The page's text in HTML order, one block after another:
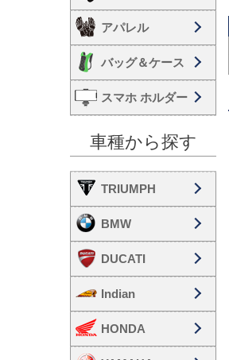
アパレル
バッグ＆ケース
スマホ ホルダー
車種から探す
TRIUMPH
BMW
DUCATI
Indian
HONDA